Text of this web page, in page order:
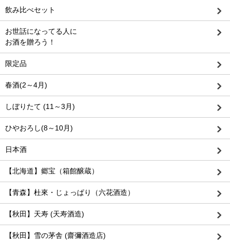
飲み比べセット
お世話になってる人に
お酒を贈ろう！
限定品
春酒(2～4月)
しぼりたて (11～3月)
ひやおろし(8～10月)
日本酒
【北海道】郷宝（箱館醸蔵）
【青森】杜來・じょっぱり（六花酒造）
【秋田】天寿 (天寿酒造)
【秋田】雪の茅舎 (齋彌酒造店)